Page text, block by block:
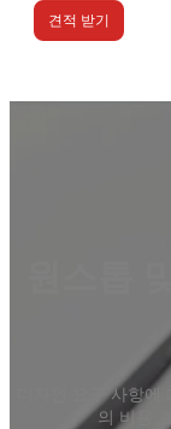
견적 받기
원스톱
디자인 요구 사항
의 비용